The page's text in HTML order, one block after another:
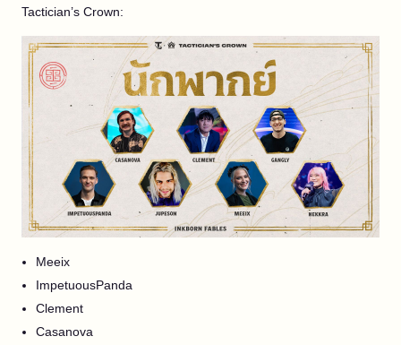
Tactician’s Crown:
Meeix
ImpetuousPanda
Clement
Casanova